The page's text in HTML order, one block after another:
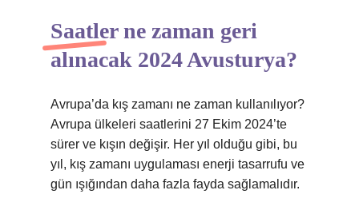
Saatler ne zaman geri
alınacak 2024 Avusturya?
Avrupa’da kış zamanı ne zaman kullanılıyor?
Avrupa ülkeleri saatlerini 27 Ekim 2024’te
sürer ve kışın değişir. Her yıl olduğu gibi, bu
yıl, kış zamanı uygulaması enerji tasarrufu ve
gün ışığından daha fazla fayda sağlamalıdır.